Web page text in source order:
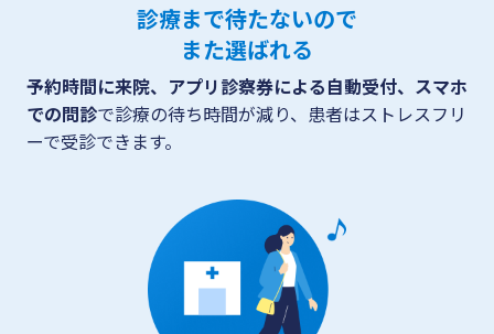
診療まで待たないので
また選ばれる
予約時間に来院、アプリ診察券による自動受付、スマホ
での問診で診療の待ち時間が減り、患者はストレスフリ
ーで受診できます。